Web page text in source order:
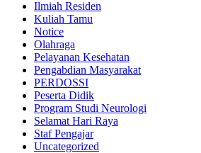
Ilmiah Residen
Kuliah Tamu
Notice
Olahraga
Pelayanan Kesehatan
Pengabdian Masyarakat
PERDOSSI
Peserta Didik
Program Studi Neurologi
Selamat Hari Raya
Staf Pengajar
Uncategorized